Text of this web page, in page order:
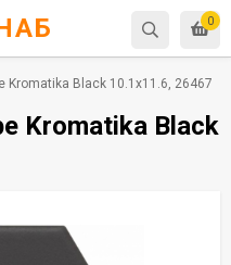
0
Kromatika Black 10.1x11.6, 26467
Kromatika Black